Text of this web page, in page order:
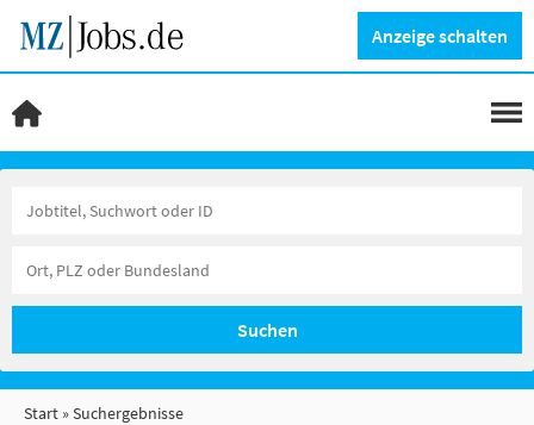
Anzeige schalten
Suchen
Start Suchergebnisse